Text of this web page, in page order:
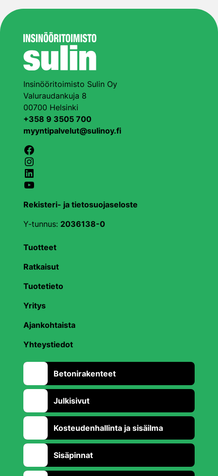
Insinööritoimisto Sulin Oy
Valuraudankuja 8
00700 Helsinki
+358 9 3505 700
myyntipalvelut@sulinoy.fi
Facebook
Instagram
LinkedIn
YouTube
Rekisteri- ja tietosuojaseloste
Y-tunnus: 2036138-0
Tuotteet
Ratkaisut
Tuotetieto
Yritys
Ajankohtaista
Yhteystiedot
Betonirakenteet
Julkisivut
Kosteudenhallinta ja sisäilma
Sisäpinnat